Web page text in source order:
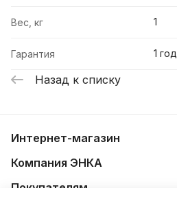
Вес, кг 1
Гарантия 1 год
Назад к списку
Интернет-магазин
Компания ЭНКА
Покупателям